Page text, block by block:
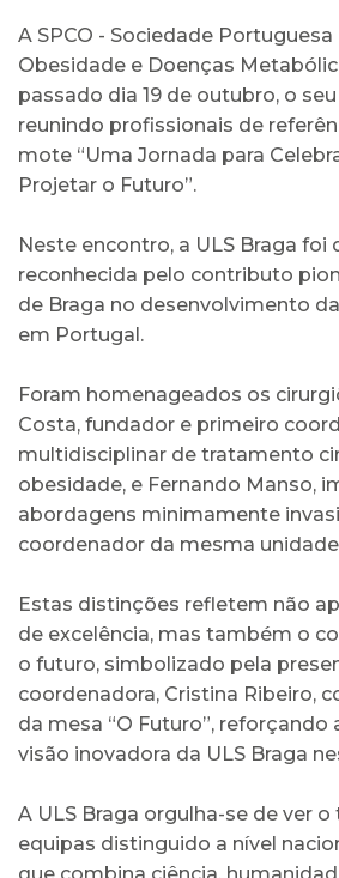
A SPCO - Sociedade
Obesidade e Doenças
passado dia 19 de outubro, o seu
reunindo profissionais de
mote “Uma Jornada para
Projetar o Futuro”.
Neste encontro, a ULS Braga foi
reconhecida pelo contributo
de Braga no desenvolvimento
em Portugal.
Foram homenageados os
Costa, fundador e primeiro
multidisciplinar de tratamento
obesidade, e Fernando Manso,
abordagens minimamente
coordenador da mesma
Estas distinções refletem não
de excelência, mas também o
o futuro, simbolizado pela
coordenadora, Cristina Ribeiro,
da mesa “O Futuro”, reforçando
visão inovadora da ULS Braga
A ULS Braga orgulha-se de ver
equipas distinguido a nível
que combina ciência,